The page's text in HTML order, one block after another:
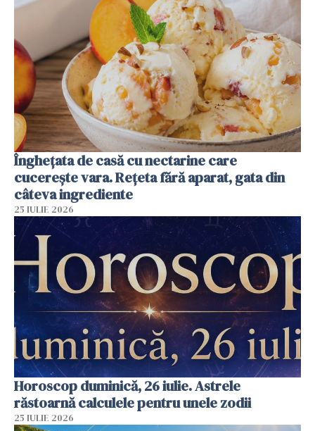
Înghețata de casă cu nectarine care
cucerește vara. Rețeta fără aparat, gata din
câteva ingrediente
25 IULIE 2026
Horoscop duminică, 26 iulie. Astrele
răstoarnă calculele pentru unele zodii
25 IULIE 2026